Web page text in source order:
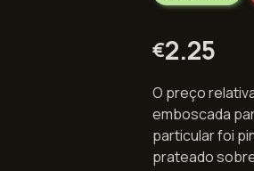
€2.25
O preço
emboscada
particular foi
prateado